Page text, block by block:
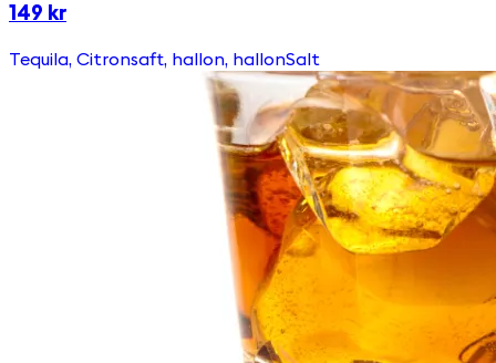
149 kr
Tequila, Citronsaft, hallon, hallonSalt